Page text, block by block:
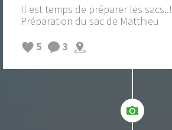
Il est temps de préparer les sacs..!
Préparation du sac de Matthieu
5
3